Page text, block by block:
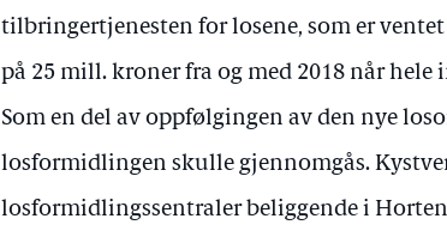
tilbringertjenesten for losene, som er
på 25 mill. kroner fra og med 2018 når
Som en del av oppfølgingen av den nye
losformidlingen skulle gjennomgås.
losformidlingssentraler beliggende i